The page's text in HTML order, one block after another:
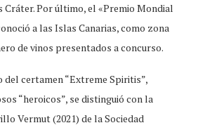
Cráter. Por último, el «Premio Mondial
a las Islas Canarias, como zona
de vinos presentados a concurso.
del certamen “Extreme Spiritis”,
“heroicos”, se distinguió con la
Vermut (2021) de la Sociedad